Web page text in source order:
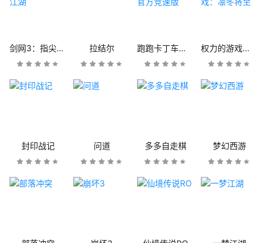
剑网3：指尖江湖 拉结尔 跑跑卡丁车官方竞速版 权力的游戏：凛冬将至
封印战记 问道 多多自走棋 梦幻西游